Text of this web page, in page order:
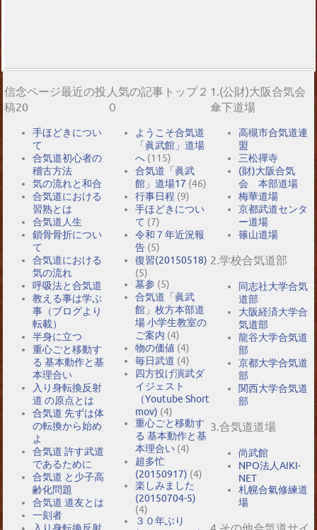
信念ページ最近の投
稿20
手ほどきについ
て
合気道初心者の
稽古方法
気の流れと和合
合気道における
習熟とは
合気道人生
鎖骨骨折につい
て
合気道における
気の流れ
呼吸法と合気道
教える事は学ぶ
事（ブログより
転載）
半身に立つ
重心ごと移動す
る 基本動作と基
本理合い
入り身転換反射
道 の原点とは
合気道 先ずは体
の転換から始め
よ
合気道 許す武道
であるために
合気道 と少子高
齢化問題
合気道 道友とは
一刻者
人気の記事トップ２
０
ようこそ合気道
「眞武館」道場
へ (115)
合気道「眞武
館」道場17 (46)
行事日程 (9)
手ほどきについ
て (7)
令和７年近況報
告 (5)
復習(20150518)
(5)
墓参 (5)
合気道「眞武
館」枚方本部道
場 小学生教室の
ご案内 (4)
物の価値 (4)
毎日武道 (4)
四方投げ演武ダ
イジェスト
（Youtube Short
mov) (4)
重心ごと移動す
る 基本動作と基
本理合い (4)
超多忙
(20150917) (4)
楽しみました
(20150704-5)
(4)
３０年ぶり
1.(公財)大阪合気会
傘下道場
高槻市合気道連
盟
三松禪寺
(財)大阪合気
会 本部道場
梅華道場
京都武道センタ
ー道場
篠山道場
2.学校合気道部
同志社大学合気
道部
大阪経済大学合
気道部
龍谷大学合気道
部
京都大学合気道
部
関西大学合気道
部
3.合気道道場
尚武館
NPO法人AIKI-
NET
札幌合氣修練道
場